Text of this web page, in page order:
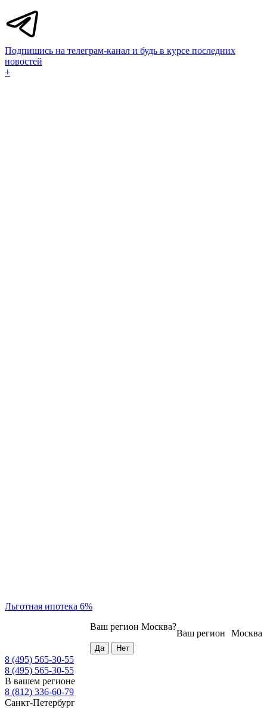
Подпишись на телеграм-канал и будь в курсе последних
новостей
+
Льготная ипотека 6%
Москва
Ваш регион
Ваш регион Москва?
8 (495) 565-30-55
8 (495) 565-30-55
В вашем регионе
8 (812) 336-60-79
Санкт-Петербург